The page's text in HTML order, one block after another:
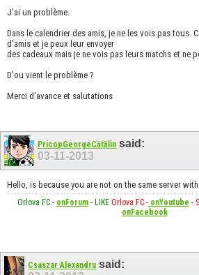
J'ai un problème.
Dans le calendrier des amis, je ne les vois pas tous.
d'amis et je peux leur envoyer
des cadeaux mais je ne vois pas leurs matchs et ne
D'ou vient le problème ?
Merci d'avance et salutations
PricopGeorgeCătălin said:
03-11-2013
Hello, is because you are not on the same server with
Orlova FC- onForum- LIKE Orlova FC-onYoutube -
onFacebook
Csaszar Alexandru said: